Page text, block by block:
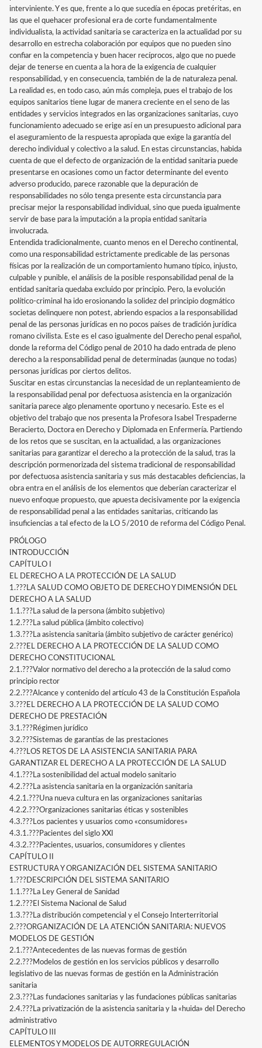
interviniente. Y es que, frente a lo que sucedía en épocas pretéritas, en
las que el quehacer profesional era de corte fundamentalmente
individualista, la actividad sanitaria se caracteriza en la actualidad por su
desarrollo en estrecha colaboración por equipos que no pueden sino
confiar en la competencia y buen hacer recíprocos, algo que no puede
dejar de tenerse en cuenta a la hora de la exigencia de cualquier
responsabilidad, y en consecuencia, también de la de naturaleza penal.
La realidad es, en todo caso, aún más compleja, pues el trabajo de los
equipos sanitarios tiene lugar de manera creciente en el seno de las
entidades y servicios integrados en las organizaciones sanitarias, cuyo
funcionamiento adecuado se erige así en un presupuesto adicional para
el aseguramiento de la respuesta apropiada que exige la garantía del
derecho individual y colectivo a la salud. En estas circunstancias, habida
cuenta de que el defecto de organización de la entidad sanitaria puede
presentarse en ocasiones como un factor determinante del evento
adverso producido, parece razonable que la depuración de
responsabilidades no sólo tenga presente esta circunstancia para
precisar mejor la responsabilidad individual, sino que pueda igualmente
servir de base para la imputación a la propia entidad sanitaria
involucrada.
Entendida tradicionalmente, cuanto menos en el Derecho continental,
como una responsabilidad estrictamente predicable de las personas
físicas por la realización de un comportamiento humano típico, injusto,
culpable y punible, el análisis de la posible responsabilidad penal de la
entidad sanitaria quedaba excluido por principio. Pero, la evolución
político-criminal ha ido erosionando la solidez del principio dogmático
societas delinquere non potest, abriendo espacios a la responsabilidad
penal de las personas jurídicas en no pocos países de tradición jurídica
romano civilista. Este es el caso igualmente del Derecho penal español,
donde la reforma del Código penal de 2010 ha dado entrada de pleno
derecho a la responsabilidad penal de determinadas (aunque no todas)
personas jurídicas por ciertos delitos.
Suscitar en estas circunstancias la necesidad de un replanteamiento de
la responsabilidad penal por defectuosa asistencia en la organización
sanitaria parece algo plenamente oportuno y necesario. Este es el
objetivo del trabajo que nos presenta la Profesora Isabel Trespaderne
Beracierto, Doctora en Derecho y Diplomada en Enfermería. Partiendo
de los retos que se suscitan, en la actualidad, a las organizaciones
sanitarias para garantizar el derecho a la protección de la salud, tras la
descripción pormenorizada del sistema tradicional de responsabilidad
por defectuosa asistencia sanitaria y sus más destacables deficiencias, la
obra entra en el análisis de los elementos que deberían caracterizar el
nuevo enfoque propuesto, que apuesta decisivamente por la exigencia
de responsabilidad penal a las entidades sanitarias, criticando las
insuficiencias a tal efecto de la LO 5/2010 de reforma del Código Penal.
PRÓLOGO
INTRODUCCIÓN
CAPÍTULO I
EL DERECHO A LA PROTECCIÓN DE LA SALUD
1.???LA SALUD COMO OBJETO DE DERECHO Y DIMENSIÓN DEL
DERECHO A LA SALUD
1.1.???La salud de la persona (ámbito subjetivo)
1.2.???La salud pública (ámbito colectivo)
1.3.???La asistencia sanitaria (ámbito subjetivo de carácter genérico)
2.???EL DERECHO A LA PROTECCIÓN DE LA SALUD COMO
DERECHO CONSTITUCIONAL
2.1.???Valor normativo del derecho a la protección de la salud como
principio rector
2.2.???Alcance y contenido del artículo 43 de la Constitución Española
3.???EL DERECHO A LA PROTECCIÓN DE LA SALUD COMO
DERECHO DE PRESTACIÓN
3.1.???Régimen jurídico
3.2.???Sistemas de garantías de las prestaciones
4.???LOS RETOS DE LA ASISTENCIA SANITARIA PARA
GARANTIZAR EL DERECHO A LA PROTECCIÓN DE LA SALUD
4.1.???La sostenibilidad del actual modelo sanitario
4.2.???La asistencia sanitaria en la organización sanitaria
4.2.1.???Una nueva cultura en las organizaciones sanitarias
4.2.2.???Organizaciones sanitarias éticas y sostenibles
4.3.???Los pacientes y usuarios como «consumidores»
4.3.1.???Pacientes del siglo XXI
4.3.2.???Pacientes, usuarios, consumidores y clientes
CAPÍTULO II
ESTRUCTURA Y ORGANIZACIÓN DEL SISTEMA SANITARIO
1.???DESCRIPCIÓN DEL SISTEMA SANITARIO
1.1.???La Ley General de Sanidad
1.2.???El Sistema Nacional de Salud
1.3.???La distribución competencial y el Consejo Interterritorial
2.???ORGANIZACIÓN DE LA ATENCIÓN SANITARIA: NUEVOS
MODELOS DE GESTIÓN
2.1.???Antecedentes de las nuevas formas de gestión
2.2.???Modelos de gestión en los servicios públicos y desarrollo
legislativo de las nuevas formas de gestión en la Administración
sanitaria
2.3.???Las fundaciones sanitarias y las fundaciones públicas sanitarias
2.4.???La privatización de la asistencia sanitaria y la «huida» del Derecho
administrativo
CAPÍTULO III
ELEMENTOS Y MODELOS DE AUTORREGULACIÓN